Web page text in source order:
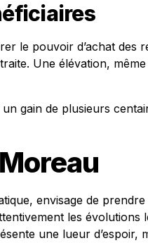
le pouvoir d’achat des
Une élévation,
gain de plusieurs
envisage de prendre
les évolutions
une lueur d’espoir,